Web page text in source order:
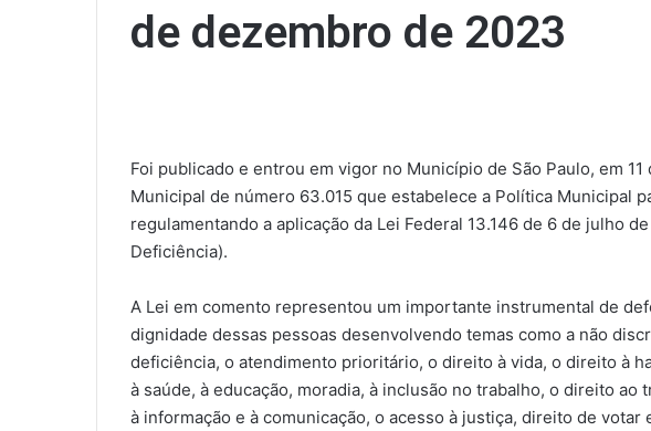
de dezembro de 2023
Foi publicado e entrou em vigor no Município de São Paulo, em
Municipal de número 63.015 que estabelece a Política Municipal
regulamentando a aplicação da Lei Federal 13.146 de 6 de julho
Deficiência).
A Lei em comento representou um importante instrumental de
dignidade dessas pessoas desenvolvendo temas como a não
deficiência, o atendimento prioritário, o direito à vida, o direito à
à saúde, à educação, moradia, à inclusão no trabalho, o direito ao
à informação e à comunicação, o acesso à justiça, direito de